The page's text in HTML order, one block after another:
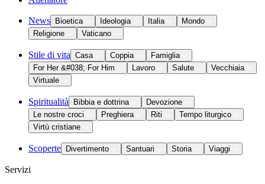
News Bioetica Ideologia Italia
Mondo
Religione
Vaticano
Stile di vita Casa Coppia
Famiglia
For Her &#038; For Him
Lavoro Salute
Vecchiaia
Virtuale
Spiritualità Bibbia e dottrina
Devozione
Le nostre croci
Preghiera Riti
Tempo liturgico
Virtù cristiane
Scoperte Divertimento Santuari Storia Viaggi
Servizi